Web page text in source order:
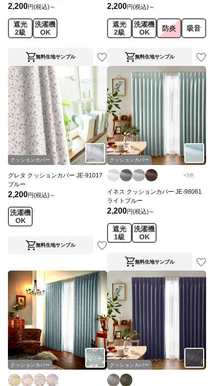
2,200円(税込)～
遮光
2級
洗濯機
OK
無料生地サンプル
2,200円(税込)～
遮光
2級
洗濯機
OK
防炎 吸音
無料生地サンプル
クッションカバー
グレタ クッションカバー JE-91017
ブルー
2,200円(税込)～
洗濯機
OK
無料生地サンプル
クッションカバー
+3色
イネス クッションカバー JE-98061
ライトブルー
2,200円(税込)～
遮光
1級
洗濯機
OK
無料生地サンプル
クッションカバー クッションカバー